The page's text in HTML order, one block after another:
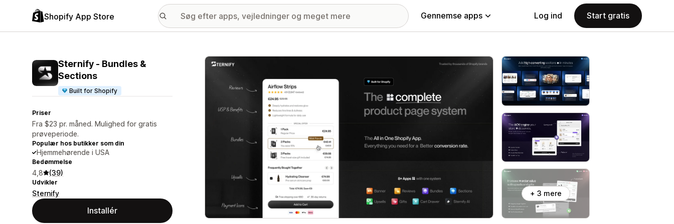
Shopify App Store Gennemse apps Log ind Start gratis
Sternify ‑ Bundles &
Sections
Built for Shopify
Priser
Fra $23 pr. måned. Mulighed for gratis
prøveperiode.
Populær hos butikker som din
Hjemmehørende i USA
Bedømmelse
4,8 (39)
Udvikler
Sternify
Installér
Galleri med udvalgte billeder
+ 3 mere